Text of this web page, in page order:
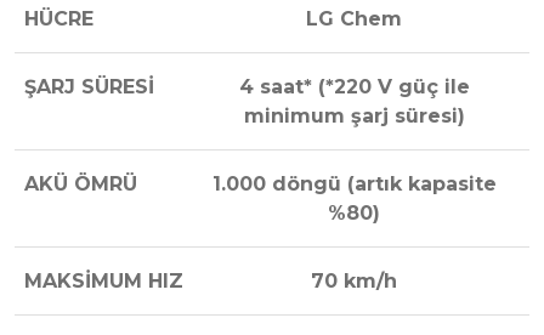
HÜCRE LG Chem
ŞARJ SÜRESİ
4 saat* (*220 V güç ile
minimum şarj süresi)
AKÜ ÖMRÜ
1.000 döngü (artık kapasite
%80)
MAKSİMUM HIZ 70 km/h